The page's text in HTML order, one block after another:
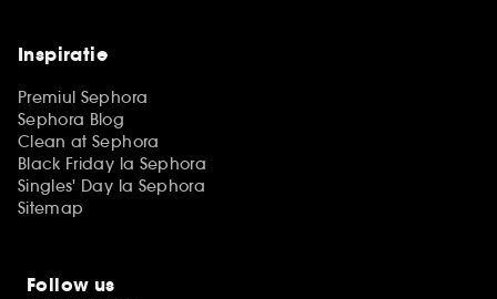
Inspiratie
Premiul Sephora
Sephora Blog
Clean at Sephora
Black Friday la Sephora
Singles' Day la Sephora
Sitemap
Follow us